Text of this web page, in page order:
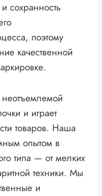
сохранность
поэтому
качественной
неотъемлемой
и играет
товаров. Наша
опытом в
типа — от мелких
техники. Мы
и